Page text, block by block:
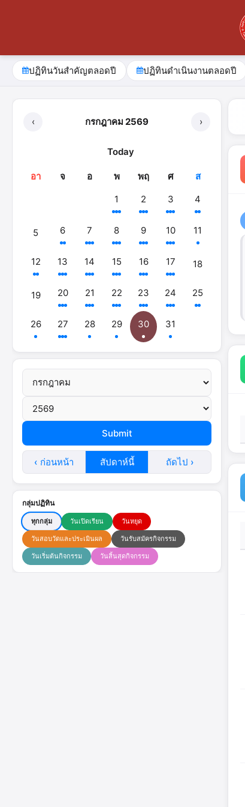
ปฏิทินวันสำคัญตลอดปี ปฏิทินดำเนินงานตลอดปี
‹ กรกฎาคม 2569 ›
Today
อา จ อ พ พฤ ศ
ส
1
2 3 4
5 6 7 8 9 10 11
12 13 14 15 16 17 18
19 20 21 22 23 24 25
26 27 28 29 30 31
‹ ก่อนหน้า สัปดาห์นี้ ถัดไป ›
กลุ่มปฏิทิน
ทุกกลุ่ม วันเปิดเรียน วันหยุด
วันสอบวัดและประเมินผล วันรับสมัครกิจกรรม
วันเริ่มต้นกิจกรรม วันสิ้นสุดกิจกรรม